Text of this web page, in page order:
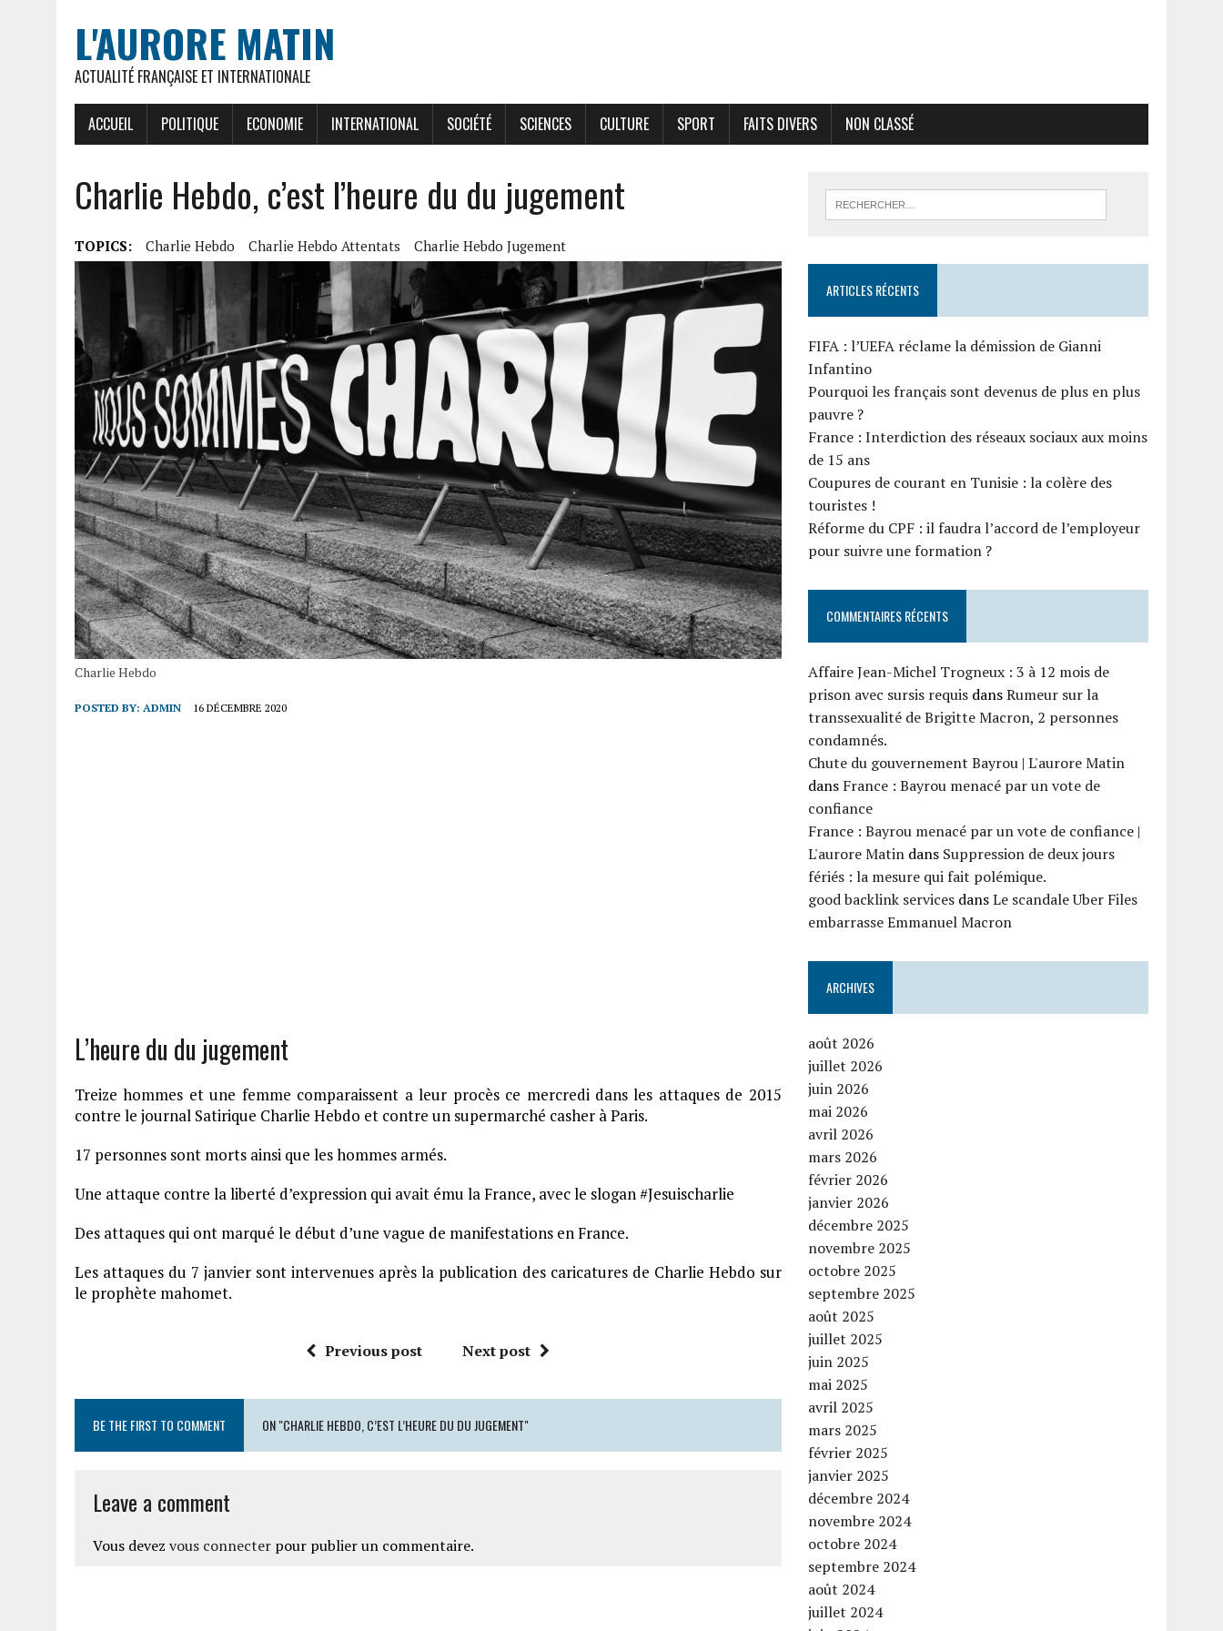
L'AURORE MATIN
ACTUALITÉ FRANÇAISE ET INTERNATIONALE
ACCUEIL POLITIQUE ECONOMIE INTERNATIONAL SOCIÉTÉ SCIENCES CULTURE SPORT FAITS DIVERS NON CLASSÉ
Charlie Hebdo, c’est l’heure du du jugement
TOPICS: Charlie Hebdo Charlie Hebdo Attentats Charlie Hebdo Jugement
Charlie Hebdo
POSTED BY: ADMIN 16 DÉCEMBRE 2020
L’heure du du jugement
Treize hommes et une femme comparaissent a leur procès ce mercredi dans les attaques de 2015
contre le journal Satirique Charlie Hebdo et contre un supermarché casher à Paris.
17 personnes sont morts ainsi que les hommes armés.
Une attaque contre la liberté d’expression qui avait ému la France, avec le slogan #Jesuischarlie
Des attaques qui ont marqué le début d’une vague de manifestations en France.
Les attaques du 7 janvier sont intervenues après la publication des caricatures de Charlie Hebdo sur
le prophète mahomet.
Previous post Next post
BE THE FIRST TO COMMENT ON "CHARLIE HEBDO, C’EST L’HEURE DU DU JUGEMENT"
Leave a comment
Vous devez vous connecter pour publier un commentaire.
ARTICLES RÉCENTS
FIFA : l’UEFA réclame la démission de Gianni
Infantino
Pourquoi les français sont devenus de plus en plus
pauvre ?
France : Interdiction des réseaux sociaux aux moins
de 15 ans
Coupures de courant en Tunisie : la colère des
touristes !
Réforme du CPF : il faudra l’accord de l’employeur
pour suivre une formation ?
COMMENTAIRES RÉCENTS
Affaire Jean-Michel Trogneux : 3 à 12 mois de
prison avec sursis requis dansRumeur sur la
transsexualité de Brigitte Macron, 2 personnes
condamnés.
Chute du gouvernement Bayrou | L'aurore Matin
dans France : Bayrou menacé par un vote de
confiance
France : Bayrou menacé par un vote de confiance |
L'aurore Matin dans Suppression de deux jours
fériés : la mesure qui fait polémique.
good backlink services dansLe scandale Uber Files
embarrasse Emmanuel Macron
ARCHIVES
août 2026
juillet 2026
juin 2026
mai 2026
avril 2026
mars 2026
février 2026
janvier 2026
décembre 2025
novembre 2025
octobre 2025
septembre 2025
août 2025
juillet 2025
juin 2025
mai 2025
avril 2025
mars 2025
février 2025
janvier 2025
décembre 2024
novembre 2024
octobre 2024
septembre 2024
août 2024
juillet 2024